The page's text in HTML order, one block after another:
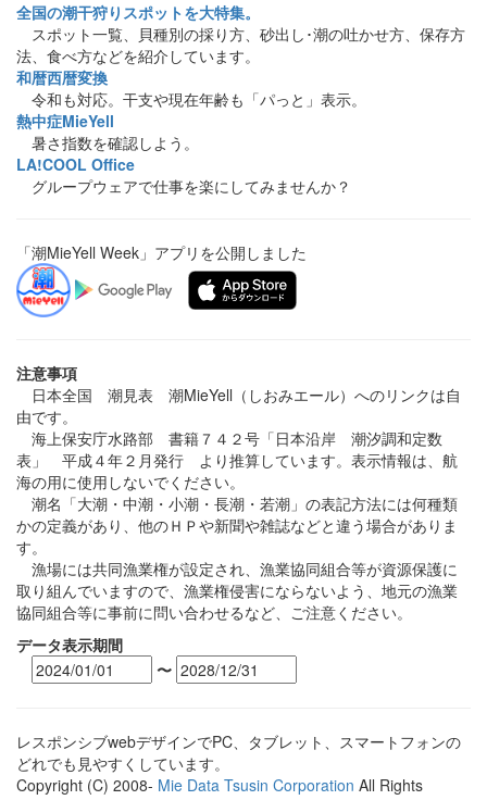
全国の潮干狩りスポットを大特集。
スポット一覧、貝種別の採り方、砂出し･潮の吐かせ方、保存方
法、食べ方などを紹介しています。
和暦西暦変換
令和も対応。干支や現在年齢も「パっと」表示。
熱中症MieYell
暑さ指数を確認しよう。
LA!COOL Office
グループウェアで仕事を楽にしてみませんか？
「潮MieYell Week」アプリを公開しました
注意事項
日本全国 潮見表 潮MieYell（しおみエール）へのリンクは自
由です。
海上保安庁水路部 書籍７４２号「日本沿岸 潮汐調和定数
表」 平成４年２月発行 より推算しています。表示情報は、航
海の用に使用しないでください。
潮名「大潮・中潮・小潮・長潮・若潮」の表記方法には何種類
かの定義があり、他のＨＰや新聞や雑誌などと違う場合がありま
す。
漁場には共同漁業権が設定され、漁業協同組合等が資源保護に
取り組んでいますので、漁業権侵害にならないよう、地元の漁業
協同組合等に事前に問い合わせるなど、ご注意ください。
データ表示期間
〜
レスポンシブwebデザインでPC、タブレット、スマートフォンの
どれでも見やすくしています。
Copyright (C) 2008- Mie Data Tsusin Corporation All Rights